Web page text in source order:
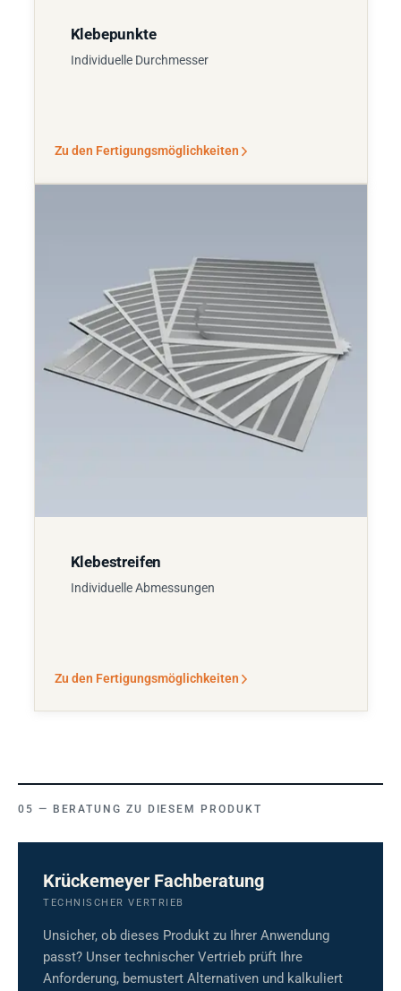
Klebepunkte
Individuelle Durchmesser
Zu den Fertigungsmöglichkeiten
Klebestreifen
Individuelle Abmessungen
Zu den Fertigungsmöglichkeiten
BERATUNG ZU DIESEM PRODUKT
Krückemeyer Fachberatung
TECHNISCHER VERTRIEB
Unsicher, ob dieses Produkt zu Ihrer Anwendung
passt? Unser technischer Vertrieb prüft Ihre
Anforderung, bemustert Alternativen und kalkuliert